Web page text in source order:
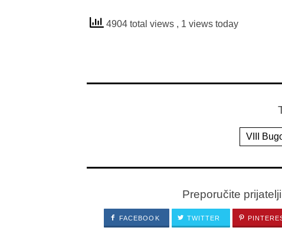
4904 total views , 1 views today
VIII
Preporučite
FACEBOOK TWITTER